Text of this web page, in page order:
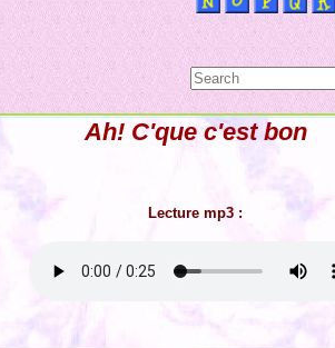
Ah! C'que c'est bon
Lecture mp3 :